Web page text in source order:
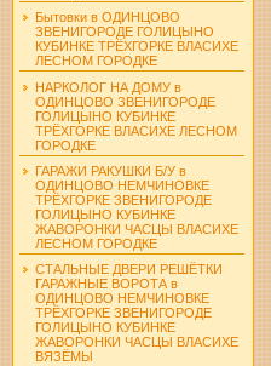
Бытовки в ОДИНЦОВО
ЗВЕНИГОРОДЕ ГОЛИЦЫНО
КУБИНКЕ ТРЁХГОРКЕ ВЛАСИХЕ
ЛЕСНОМ ГОРОДКЕ
НАРКОЛОГ НА ДОМУ в
ОДИНЦОВО ЗВЕНИГОРОДЕ
ГОЛИЦЫНО КУБИНКЕ
ТРЁХГОРКЕ ВЛАСИХЕ ЛЕСНОМ
ГОРОДКЕ
ГАРАЖИ РАКУШКИ Б/У в
ОДИНЦОВО НЕМЧИНОВКЕ
ТРЁХГОРКЕ ЗВЕНИГОРОДЕ
ГОЛИЦЫНО КУБИНКЕ
ЖАВОРОНКИ ЧАСЦЫ ВЛАСИХЕ
ЛЕСНОМ ГОРОДКЕ
СТАЛЬНЫЕ ДВЕРИ РЕШЁТКИ
ГАРАЖНЫЕ ВОРОТА в
ОДИНЦОВО НЕМЧИНОВКЕ
ТРЁХГОРКЕ ЗВЕНИГОРОДЕ
ГОЛИЦЫНО КУБИНКЕ
ЖАВОРОНКИ ЧАСЦЫ ВЛАСИХЕ
ВЯЗЁМЫ